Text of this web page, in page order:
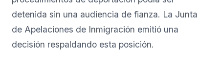
detenida sin una audiencia de fianza. La Junta
de Apelaciones de Inmigración emitió una
decisión respaldando esta posición.